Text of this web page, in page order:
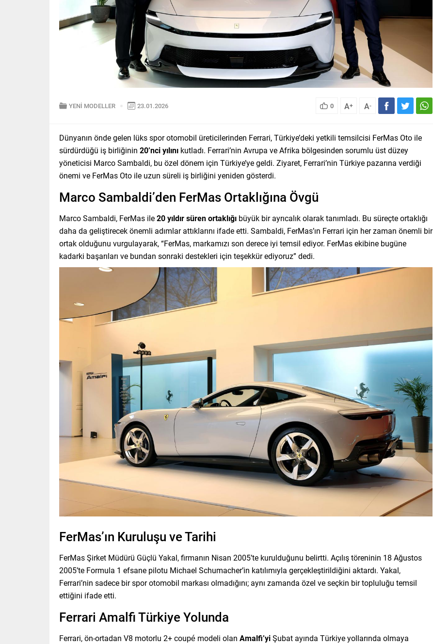
YENİ MODELLER 23.01.2026 0 A+ A-
Dünyanın önde gelen lüks spor otomobil üreticilerinden Ferrari, Türkiye’deki yetkili temsilcisi FerMas Oto ile
sürdürdüğü iş birliğinin 20’nci yılını kutladı. Ferrari’nin Avrupa ve Afrika bölgesinden sorumlu üst düzey
yöneticisi Marco Sambaldi, bu özel dönem için Türkiye’ye geldi. Ziyaret, Ferrari’nin Türkiye pazarına verdiği
önemi ve FerMas Oto ile uzun süreli iş birliğini yeniden gösterdi.
Marco Sambaldi’den FerMas Ortaklığına Övgü
Marco Sambaldi, FerMas ile20 yıldır süren ortaklığı büyük bir ayrıcalık olarak tanımladı. Bu süreçte ortaklığı
daha da geliştirecek önemli adımlar attıklarını ifade etti. Sambaldi, FerMas’ın Ferrari için her zaman önemli bir
ortak olduğunu vurgulayarak, “FerMas, markamızı son derece iyi temsil ediyor. FerMas ekibine bugüne
kadarki başarıları ve bundan sonraki destekleri için teşekkür ediyoruz” dedi.
FerMas’ın Kuruluşu ve Tarihi
FerMas Şirket Müdürü Güçlü Yakal, firmanın Nisan 2005’te kurulduğunu belirtti. Açılış töreninin 18 Ağustos
2005’te Formula 1 efsane pilotu Michael Schumacher’in katılımıyla gerçekleştirildiğini aktardı. Yakal,
Ferrari’nin sadece bir spor otomobil markası olmadığını; aynı zamanda özel ve seçkin bir topluluğu temsil
ettiğini ifade etti.
Ferrari Amalfi Türkiye Yolunda
Ferrari, ön-ortadan V8 motorlu 2+ coupé modeli olan Amalfi’yiŞubat ayında Türkiye yollarında olmaya